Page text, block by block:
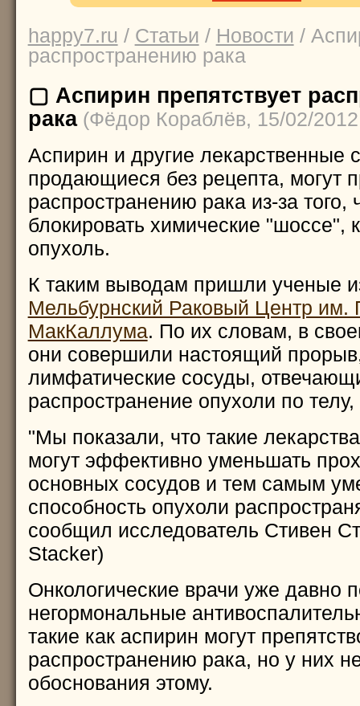
happy7.ru / Статьи / Новости /
распространению рака
▢ Аспирин препятствует
рака (Фёдор Кораблёв, 15/02/
Аспирин и другие лекарственные
продающиеся без рецепта, могут
распространению рака из-за того,
блокировать химические "шоссе",
опухоль.
К таким выводам пришли ученые
Мельбурнский Раковый Центр им.
МакКаллума. По их словам, в
они совершили настоящий
лимфатические сосуды,
распространение опухоли по
"Мы показали, что такие
могут эффективно уменьшать
основных сосудов и тем самым
способность опухоли
сообщил исследователь Стивен
Stacker)
Онкологические врачи уже давно
негормональные
такие как аспирин могут
распространению рака, но у них
обоснования этому.